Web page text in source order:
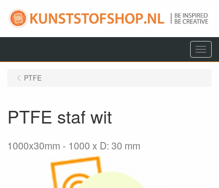
Menu
PTFE
PTFE staf wit
1000x30mm 1000 x D: 30 mm